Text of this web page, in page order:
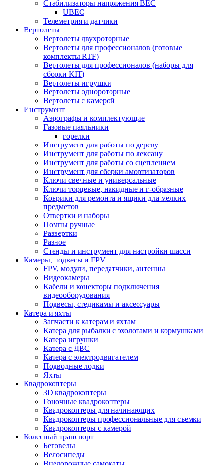
Стабилизаторы напряжения BEC
UBEC
Телеметрия и датчики
Вертолеты
Вертолеты двухроторные
Вертолеты для профессионалов (готовые
комплекты RTF)
Вертолеты для профессионалов (наборы для
сборки KIT)
Вертолеты игрушки
Вертолеты однороторные
Вертолеты с камерой
Инструмент
Аэрографы и комплектующие
Газовые паяльники
горелки
Инструмент для работы по дереву
Инструмент для работы по лексану
Инструмент для работы со сцеплением
Инструмент для сборки амортизаторов
Ключи свечные и универсальные
Ключи торцевые, накидные и г-образные
Коврики для ремонта и ящики дла мелких
предметов
Отвертки и наборы
Помпы ручные
Развертки
Разное
Стенды и инструмент для настройки шасси
Камеры, подвесы и FPV
FPV, модули, передатчики, антенны
Видеокамеры
Кабели и конекторы подключения
видеооборудования
Подвесы, стедикамы и аксессуары
Катера и яхты
Запчасти к катерам и яхтам
Катера для рыбалки с эхолотами и кормушками
Катера игрушки
Катера с ДВС
Катера с электродвигателем
Подводные лодки
Яхты
Квадрокоптеры
3D квадрокоптеры
Гоночные квадрокоптеры
Квадрокоптеры для начинающих
Квадрокоптеры профессиональные для съемки
Квадрокоптеры с камерой
Колесный транспорт
Беговелы
Велосипеды
Внедорожные самокаты